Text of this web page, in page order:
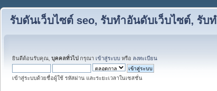
รับดันเว็บไซต์ seo, รับทำอันดับเว็บไซต์, รับ
ยินดีต้อนรับคุณ, บุคคลทั่วไป กรุณา เข้าสู่ระบบ หรือ ลงทะเบียน
เข้าสู่ระบบด้วยชื่อผู้ใช้ รหัสผ่าน และระยะเวลาในเซสชั่น